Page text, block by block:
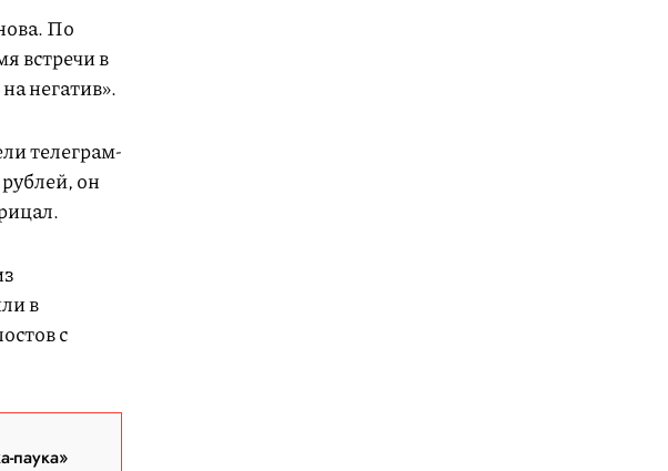
По
встречи в
негатив».
телеграм-
он
в
с
паука»